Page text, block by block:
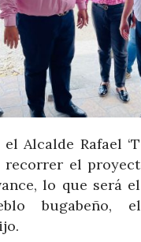
Alcalde Rafael
recorrer el
lo que será
bugabeño,